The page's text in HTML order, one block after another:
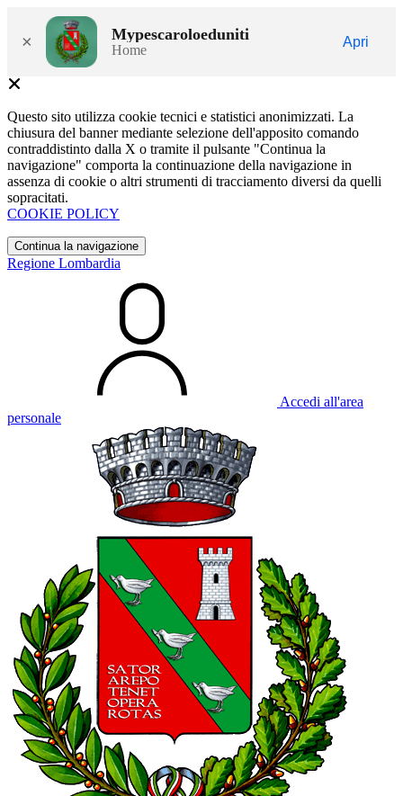
× Mypescaroloeduniti
Home
Apri
Questo sito utilizza cookie tecnici e statistici anonimizzati. La
chiusura del banner mediante selezione dell'apposito comando
contraddistinto dalla X o tramite il pulsante "Continua la
navigazione" comporta la continuazione della navigazione in
assenza di cookie o altri strumenti di tracciamento diversi da quelli
sopracitati.
COOKIE POLICY
Continua la navigazione
Regione Lombardia
Accedi all'area
personale